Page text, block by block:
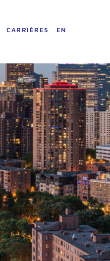
CARRIÈRES EN